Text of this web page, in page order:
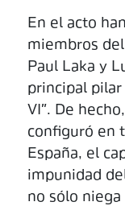
En el acto
miembros
Paul Laka y
principal
VI". De
configuró en
España, el
impunidad
no sólo